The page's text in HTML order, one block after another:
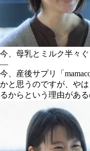
今、母乳とミルク半々ぐ
―
今、産後サプリ「
かと思うのですが、や
るからという理由があ